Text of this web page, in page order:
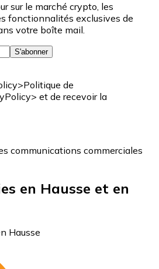
sur le marché crypto, les
fonctionnalités exclusives de
votre boîte mail.
S'abonner
de
et de recevoir la
communications commerciales
en Hausse et en
Hausse